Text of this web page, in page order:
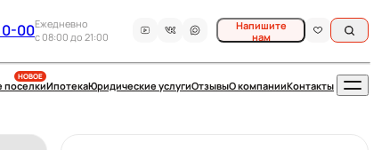
00Ежедневно
c 08:00 до 21:00
Напишите
нам
НОВОЕ
поселкиИпотекаЮридические услугиОтзывыО компанииКонтакты